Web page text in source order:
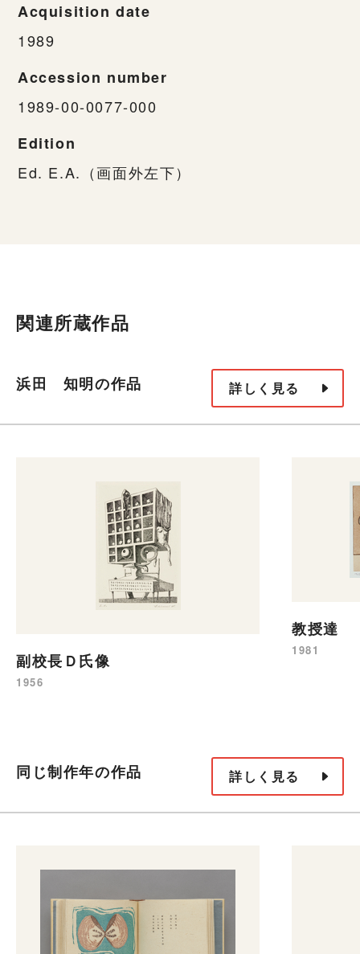
Acquisition date
1989
Accession number
1989-00-0077-000
Edition
Ed. E.A.（画面外左下）
関連所蔵作品
浜田 知明の作品 詳しく見る
副校長Ｄ氏像
1956
教授達
1981
同じ制作年の作品 詳しく見る